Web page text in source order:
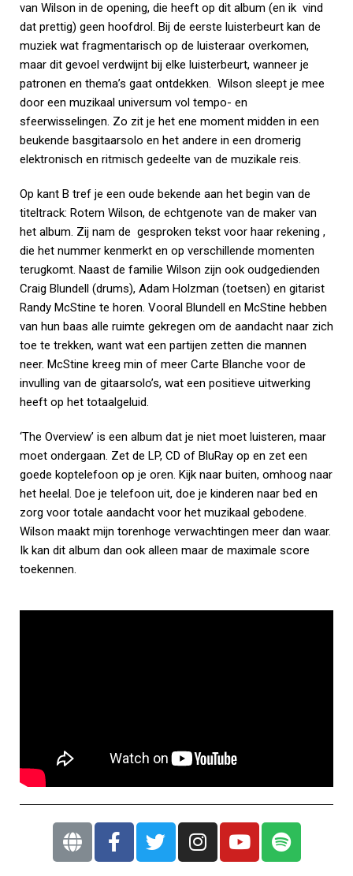
van Wilson in de opening, die heeft op dit album (en ik vind
dat prettig) geen hoofdrol. Bij de eerste luisterbeurt kan de
muziek wat fragmentarisch op de luisteraar overkomen,
maar dit gevoel verdwijnt bij elke luisterbeurt, wanneer je
patronen en thema’s gaat ontdekken. Wilson sleept je mee
door een muzikaal universum vol tempo- en
sfeerwisselingen. Zo zit je het ene moment midden in een
beukende basgitaarsolo en het andere in een dromerig
elektronisch en ritmisch gedeelte van de muzikale reis.
Op kant B tref je een oude bekende aan het begin van de
titeltrack: Rotem Wilson, de echtgenote van de maker van
het album. Zij nam de gesproken tekst voor haar rekening ,
die het nummer kenmerkt en op verschillende momenten
terugkomt. Naast de familie Wilson zijn ook oudgedienden
Craig Blundell (drums), Adam Holzman (toetsen) en gitarist
Randy McStine te horen. Vooral Blundell en McStine hebben
van hun baas alle ruimte gekregen om de aandacht naar zich
toe te trekken, want wat een partijen zetten die mannen
neer. McStine kreeg min of meer Carte Blanche voor de
invulling van de gitaarsolo’s, wat een positieve uitwerking
heeft op het totaalgeluid.
‘The Overview’ is een album dat je niet moet luisteren, maar
moet ondergaan. Zet de LP, CD of BluRay op en zet een
goede koptelefoon op je oren. Kijk naar buiten, omhoog naar
het heelal. Doe je telefoon uit, doe je kinderen naar bed en
zorg voor totale aandacht voor het muzikaal gebodene.
Wilson maakt mijn torenhoge verwachtingen meer dan waar.
Ik kan dit album dan ook alleen maar de maximale score
toekennen.